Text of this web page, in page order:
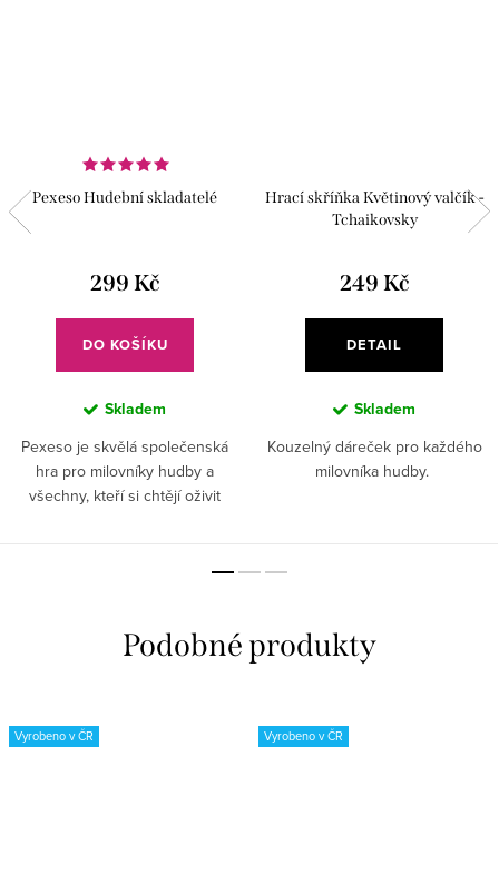
Pexeso Hudební skladatelé
299 Kč
DO KOŠÍKU
Skladem
Pexeso je skvělá společenská
hra pro milovníky hudby a
všechny, kteří si chtějí oživit
Hrací skříňka Květinový valčík -
Tchaikovsky
249 Kč
DETAIL
Skladem
Kouzelný dáreček pro každého
milovníka hudby.
Vyrobeno v ČR Vyrobeno v ČR